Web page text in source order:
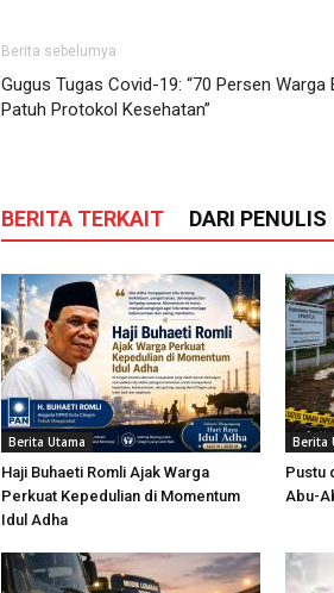
Berita sebelumya
Gugus Tugas Covid-19: “70 Persen Warga
Patuh Protokol Kesehatan”
BERITA TERKAIT DARI PENULIS
Berita Utama
Haji Buhaeti Romli Ajak Warga
Perkuat Kepedulian di Momentum
Idul Adha
Berita
Pustu
Abu-